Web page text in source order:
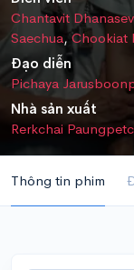
Chantavit
Saechua,Chookiat
Đạo diễn
Pichaya
Nhà sản xuất
Rerkchai
Thông tin phim